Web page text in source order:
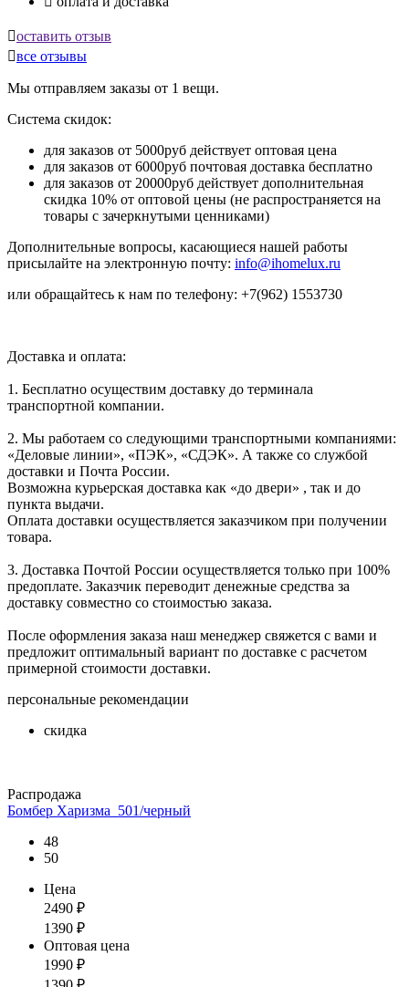
оставить отзыв
все отзывы
Мы отправляем заказы от 1 вещи.
Система скидок:
для заказов от 5000руб действует оптовая цена
для заказов от 6000руб почтовая доставка бесплатно
для заказов от 20000руб действует дополнительная
скидка 10% от оптовой цены (не распространяется на
товары с зачеркнутыми ценниками)
Дополнительные вопросы, касающиеся нашей работы
присылайте на электронную почту: info@ihomelux.ru
или обращайтесь к нам по телефону: +7(962) 1553730
Доставка и оплата:
1. Бесплатно осуществим доставку до терминала
транспортной компании.
2. Мы работаем со следующими транспортными компаниями:
«Деловые линии», «ПЭК», «СДЭК». А также со службой
доставки и Почта России.
Возможна курьерская доставка как «до двери» , так и до
пункта выдачи.
Оплата доставки осуществляется заказчиком при получении
товара.
3. Доставка Почтой России осуществляется только при 100%
предоплате. Заказчик переводит денежные средства за
доставку совместно со стоимостью заказа.
После оформления заказа наш менеджер свяжется с вами и
предложит оптимальный вариант по доставке с расчетом
примерной стоимости доставки.
персональные рекомендации
скидка
Распродажа
Бомбер Харизма_501/черный
48
50
Цена
2490 ₽
1390 ₽
Оптовая цена
1990 ₽